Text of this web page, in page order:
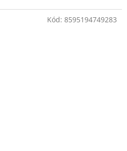
Kód: 8595194749283